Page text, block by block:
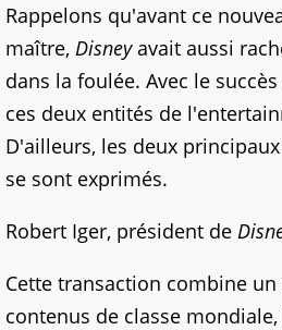
Rappelons qu'avant ce
maître, Disneyavait aussi
dans la foulée. Avec le
ces deux entités de
D'ailleurs, les deux
se sont exprimés.
Robert Iger, président de
Cette transaction combine
contenus de classe